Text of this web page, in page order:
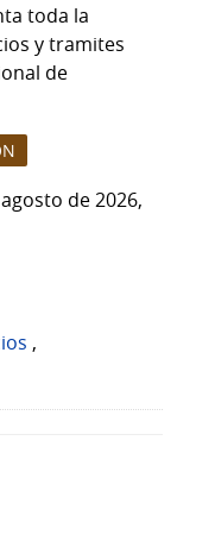
toda la
y tramites
de
de 2026,
,